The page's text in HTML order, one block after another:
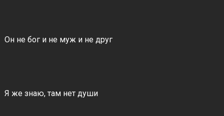
Он не бог и не муж и не друг
Я же знаю, там нет души